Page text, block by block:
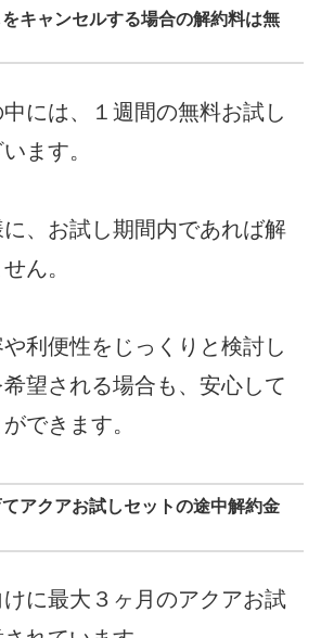
キャンセルする場合の解約料は無
には、１週間の無料お試し
ます。
、お試し期間内であれば解
ん。
利便性をじっくりと検討し
望される場合も、安心して
できます。
アクアお試しセットの途中解約金
に最大３ヶ月のアクアお試